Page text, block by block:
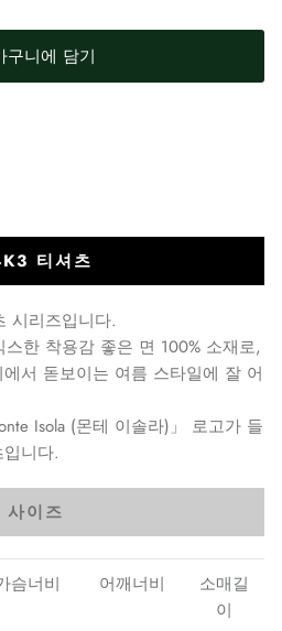
구니에 담기
티셔츠
시리즈입니다.
한 착용감 좋은 면 100% 소재로,
서 돋보이는 여름 스타일에 잘 어
Isola (몬테 이솔라)」 로고가 들
입니다.
사이즈
슴너비 어깨너비
소매길
이